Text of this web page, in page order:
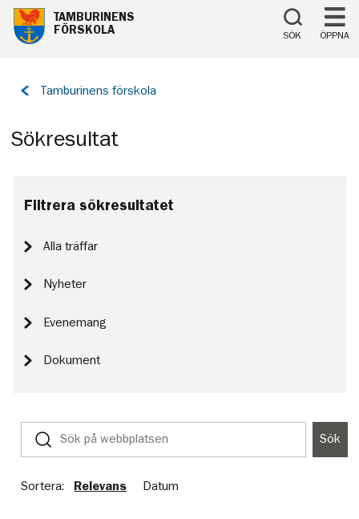
Till innehåll på sidan
TAMBURINENS
FÖRSKOLA
SÖK ÖPPNA
Tillbaka
Tamburinens förskola
Sökresultat
Filtrera sökresultatet
Alla träffar
Nyheter
Evenemang
Dokument
Sök
Sök
Sortera: Relevans Datum